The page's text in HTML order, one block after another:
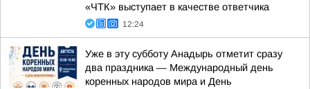
«ЧТК» выступает в качестве ответчика
12:24
Уже в эту субботу Анадырь отметит сразу
два праздника — Международный день
коренных народов мира и День